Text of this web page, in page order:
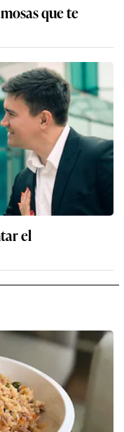
que te
el